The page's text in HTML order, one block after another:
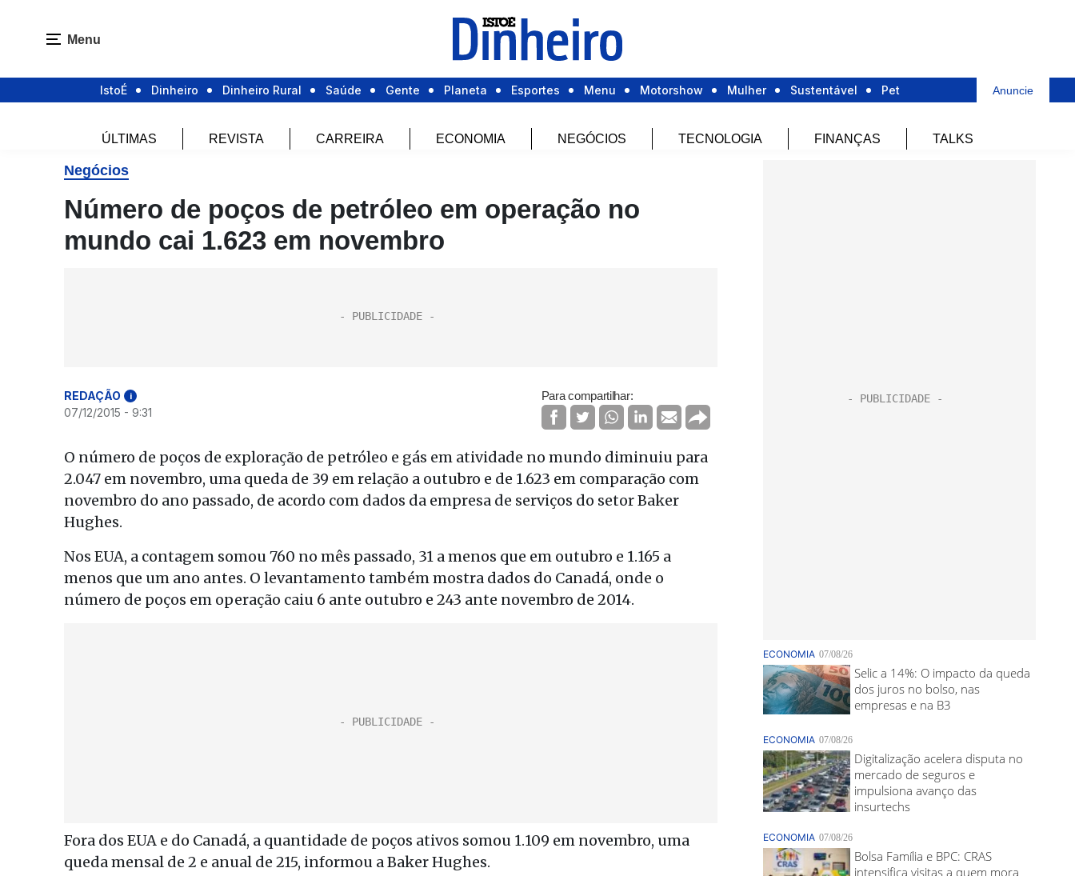
Menu
IstoÉ Dinheiro Dinheiro Rural Saúde Gente Planeta Esportes Menu Motorshow Mulher Sustentável Pet Anuncie
ÚLTIMAS REVISTA CARREIRA ECONOMIA NEGÓCIOS TECNOLOGIA FINANÇAS TALKS
Negócios
Número de poços de petróleo em operação no
mundo cai 1.623 em novembro
REDAÇÃO i
07/12/2015 - 9:31
Para compartilhar:
O número de poços de exploração de petróleo e gás em atividade no mundo diminuiu para
2.047 em novembro, uma queda de 39 em relação a outubro e de 1.623 em comparação com
novembro do ano passado, de acordo com dados da empresa de serviços do setor Baker
Hughes.
Nos EUA, a contagem somou 760 no mês passado, 31 a menos que em outubro e 1.165 a
menos que um ano antes. O levantamento também mostra dados do Canadá, onde o
número de poços em operação caiu 6 ante outubro e 243 ante novembro de 2014.
Fora dos EUA e do Canadá, a quantidade de poços ativos somou 1.109 em novembro, uma
queda mensal de 2 e anual de 215, informou a Baker Hughes.